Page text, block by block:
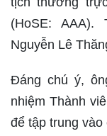
(HoSE:
Nguyễn Lê
Đáng chú ý,
nhiệm Thành
để tập trung